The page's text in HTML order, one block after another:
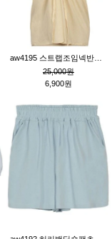
25,000원
6,900원